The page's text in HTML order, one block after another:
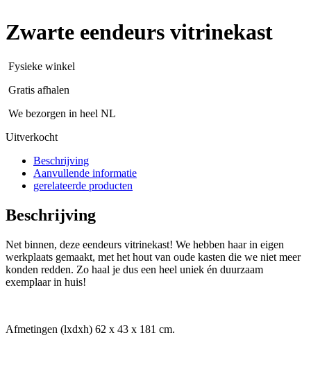
Zwarte eendeurs vitrinekast
Fysieke winkel
Gratis afhalen
We bezorgen in heel NL
Uitverkocht
Beschrijving
Aanvullende informatie
gerelateerde producten
Beschrijving
Net binnen, deze eendeurs vitrinekast! We hebben haar in eigen
werkplaats gemaakt, met het hout van oude kasten die we niet meer
konden redden. Zo haal je dus een heel uniek én duurzaam
exemplaar in huis!
Afmetingen (lxdxh) 62 x 43 x 181 cm.